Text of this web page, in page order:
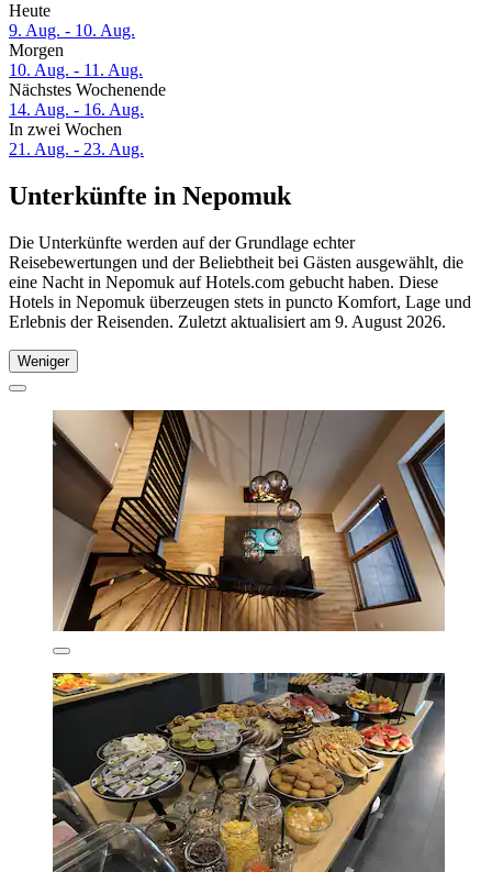
Heute
9. Aug. - 10. Aug.
Morgen
10. Aug. - 11. Aug.
Nächstes Wochenende
14. Aug. - 16. Aug.
In zwei Wochen
21. Aug. - 23. Aug.
Unterkünfte in Nepomuk
Die Unterkünfte werden auf der Grundlage echter
Reisebewertungen und der Beliebtheit bei Gästen ausgewählt, die
eine Nacht in Nepomuk auf Hotels.com gebucht haben. Diese
Hotels in Nepomuk überzeugen stets in puncto Komfort, Lage und
Erlebnis der Reisenden. Zuletzt aktualisiert am 9. August 2026.
Weniger